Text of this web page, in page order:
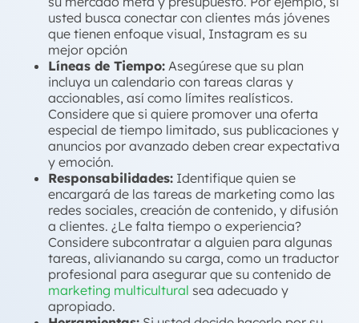
usted busca conectar con clientes más jóvenes
que tienen enfoque visual, Instagram es su
mejor opción
Líneas de Tiempo: Asegúrese que su plan
incluya un calendario con tareas claras y
accionables, así como límites realísticos.
Considere que si quiere promover una oferta
especial de tiempo limitado, sus publicaciones y
anuncios por avanzado deben crear expectativa
y emoción.
Responsabilidades: Identifique quien se
encargará de las tareas de marketing como las
redes sociales, creación de contenido, y difusión
a clientes. ¿Le falta tiempo o experiencia?
Considere subcontratar a alguien para algunas
tareas, alivianando su carga, como un traductor
profesional para asegurar que su contenido de
marketing multicultural sea adecuado y
apropiado.